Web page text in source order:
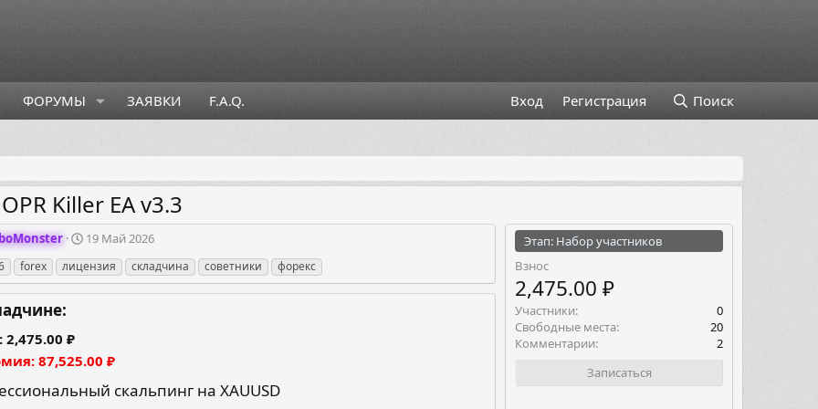
ФОРУМЫ ЗАЯВКИ F.A.Q. Вход Регистрация Поиск
Killer EA v3.3
Д
т
а
а
н
19 Май 2026
forex лицензия складчина советники форекс
2,475.00 ₽
87,525.00 ₽
скальпинг на XAUUSD
Этап: Набор участников
Взнос
2,475.00 ₽
Участники
0
Свободные места
20
Комментарии
2
Записаться